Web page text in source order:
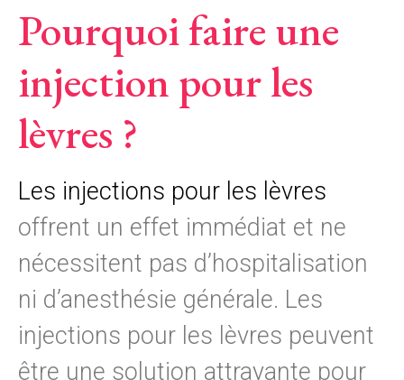
Pourquoi faire une
injection pour les
lèvres ?
Les injections pour les lèvres
offrent un effet immédiat et ne
nécessitent pas d’hospitalisation
ni d’anesthésie générale. Les
injections pour les lèvres peuvent
être une solution attrayante pour